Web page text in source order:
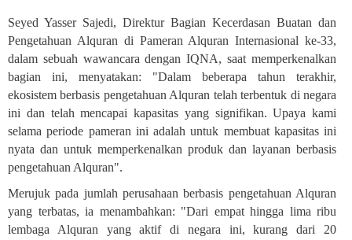
Seyed Yasser Sajedi, Direktur Bagian Kecerdasan Buatan dan
Pengetahuan Alquran di Pameran Alquran Internasional ke-33,
dalam sebuah wawancara dengan IQNA, saat memperkenalkan
bagian ini, menyatakan: "Dalam beberapa tahun terakhir,
ekosistem berbasis pengetahuan Alquran telah terbentuk di negara
ini dan telah mencapai kapasitas yang signifikan. Upaya kami
selama periode pameran ini adalah untuk membuat kapasitas ini
nyata dan untuk memperkenalkan produk dan layanan berbasis
pengetahuan Alquran."
Merujuk pada jumlah perusahaan berbasis pengetahuan Alquran
yang terbatas, ia menambahkan: "Dari empat hingga lima ribu
lembaga Alquran yang aktif di negara ini, kurang dari 20